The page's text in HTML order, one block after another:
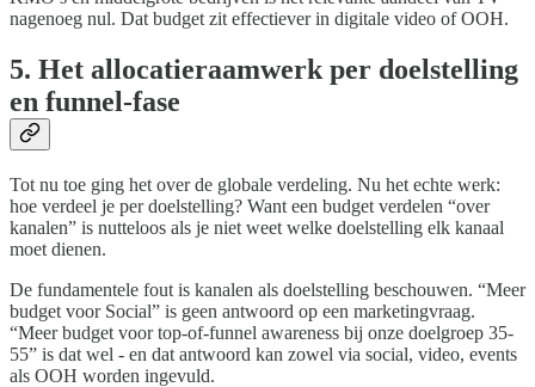
nagenoeg nul. Dat budget zit effectiever in digitale video of OOH.
5. Het allocatieraamwerk per doelstelling
en funnel-fase
Tot nu toe ging het over de globale verdeling. Nu het echte werk:
hoe verdeel je per doelstelling? Want een budget verdelen “over
kanalen” is nutteloos als je niet weet welke doelstelling elk kanaal
moet dienen.
De fundamentele fout is kanalen als doelstelling beschouwen. “Meer
budget voor Social” is geen antwoord op een marketingvraag.
“Meer budget voor top-of-funnel awareness bij onze doelgroep 35-
55” is dat wel - en dat antwoord kan zowel via social, video, events
als OOH worden ingevuld.